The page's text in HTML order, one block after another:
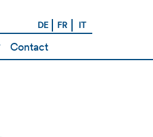
DE FR IT
Contact